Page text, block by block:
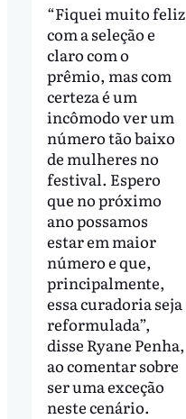
“Fiquei muito feliz
com a seleção e
claro com o
prêmio, mas com
certeza é um
incômodo ver um
número tão baixo
de mulheres no
festival. Espero
que no próximo
ano possamos
estar em maior
número e que,
principalmente,
essa curadoria seja
reformulada”,
disse Ryane Penha,
ao comentar sobre
ser uma exceção
neste cenário.